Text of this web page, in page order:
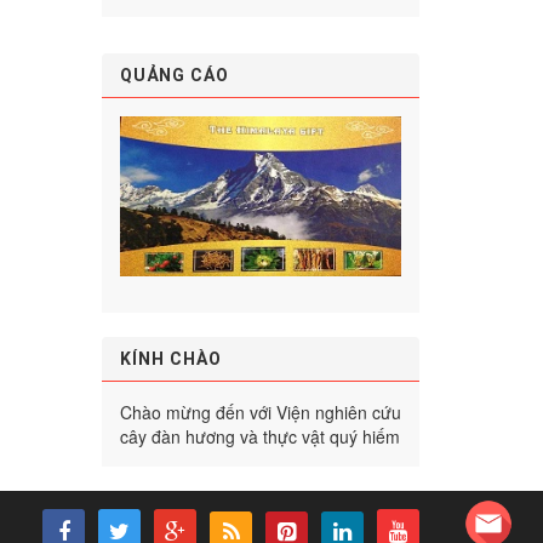
QUẢNG CÁO
KÍNH CHÀO
Chào mừng đến với Viện nghiên cứu
cây đàn hương và thực vật quý hiếm